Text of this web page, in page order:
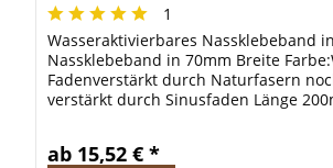
1
Wasseraktivierbares Nassklebeband
Nassklebeband in 70mm Breite
Fadenverstärkt durch Naturfasern
verstärkt durch Sinusfaden Länge
ab 15,52 € *